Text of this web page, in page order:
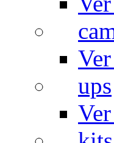
ups